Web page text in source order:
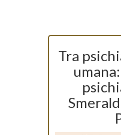
Tra